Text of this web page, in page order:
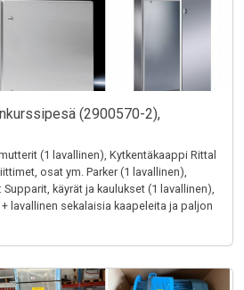
(2900570-2),
(1 lavallinen), Kytkentäkaappi Rittal
osat ym. Parker (1 lavallinen),
käyrät ja kaulukset (1 lavallinen),
lavallinen sekalaisia kaapeleita ja paljon